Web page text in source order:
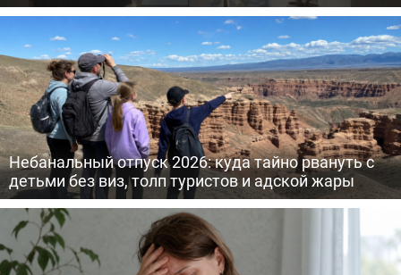
Небанальный отпуск 2026: куда тайно рвануть с
детьми без виз, толп туристов и адской жары